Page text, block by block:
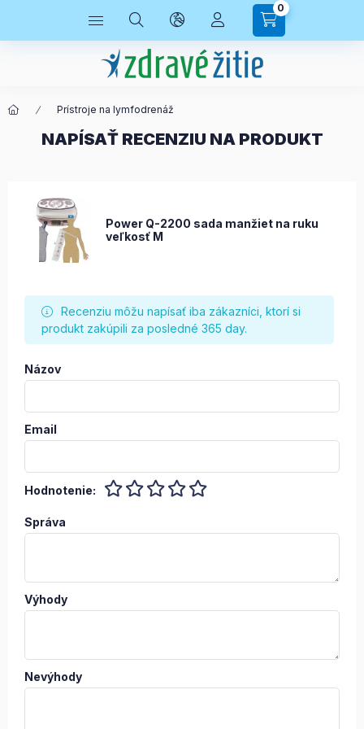
0
Prístroje na lymfodrenáž
NAPÍSAŤ RECENZIU NA PRODUKT
Power Q-2200 sada manžiet na ruku
veľkosť M
Recenziu môžu napísať iba zákazníci, ktorí si
produkt zakúpili za posledné 365 day.
Názov
Email
Hodnotenie:
Správa
Výhody
Nevýhody